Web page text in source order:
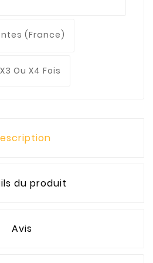
(France)
Ou X4 Fois
du produit
Avis